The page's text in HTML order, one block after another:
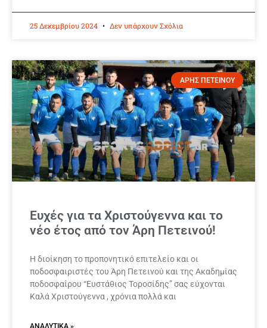
25 Δεκεμβρίου 2024 Δεν υπάρχουν Σχόλια
ΑΡΗΣ ΠΕΤΕΙΝΟΥ
Ευχές για τα Χριστούγεννα και το
νέο έτος από τον Άρη Πετεινού!
Η διοίκηση το προπονητικό επιτελείο και οι
ποδοσφαιριστές του Άρη Πετεινού και της Ακαδημίας
ποδοσφαίρου “Ευστάθιος Τοροσίδης” σας εύχονται
Καλά Χριστούγεννα , χρόνια πολλά και